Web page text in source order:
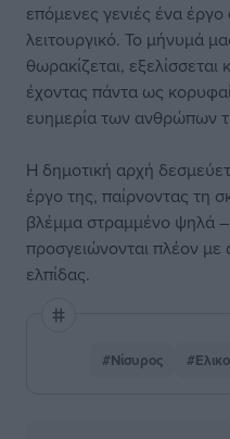
επόμενες γενιές ένα
λειτουργικό. Το μήνυμά
θωρακίζεται,
έχοντας πάντα ως
ευημερία των ανθρώπων
Η δημοτική αρχή
έργο της, παίρνοντας τη
βλέμμα στραμμένο ψηλά
προσγειώνονται πλέον με
ελπίδας.
#Νίσυρος